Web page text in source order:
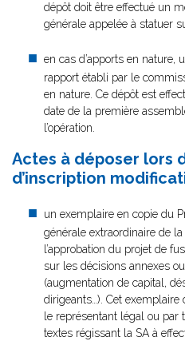
dépôt doit être effectué un
générale appelée à statuer
en cas d’apports en nature,
rapport établi par le
en nature. Ce dépôt est
date de la première
l’opération.
Actes à déposer lors
d’inscription
un exemplaire en copie du
générale extraordinaire de
l’approbation du projet de
sur les décisions annexes
(augmentation de capital,
dirigeants…). Cet
le représentant légal ou par
textes régissant la SA à